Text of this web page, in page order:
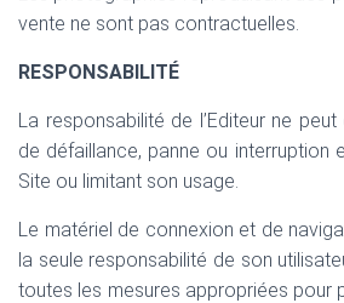
vente ne sont pas contractuelles.
RESPONSABILITÉ
La responsabilité de l’Editeur ne
de défaillance, panne ou interruption
Site ou limitant son usage.
Le matériel de connexion et de
la seule responsabilité de son
toutes les mesures appropriées pour